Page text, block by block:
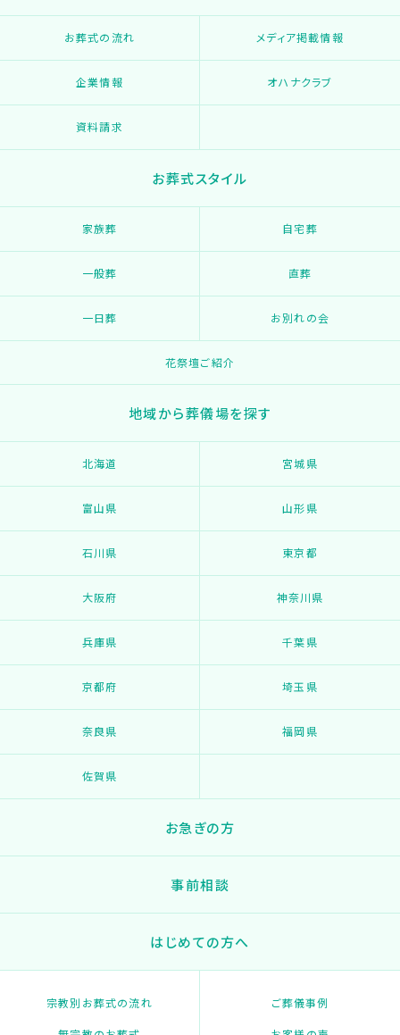
お葬式の流れ メディア掲載情報
企業情報 オハナクラブ
資料請求
お葬式スタイル
家族葬 自宅葬
一般葬 直葬
一日葬 お別れの会
花祭壇ご紹介
地域から葬儀場を探す
北海道 宮城県
富山県 山形県
石川県 東京都
大阪府 神奈川県
兵庫県 千葉県
京都府 埼玉県
奈良県 福岡県
佐賀県
お急ぎの方
事前相談
はじめての方へ
宗教別お葬式の流れ ご葬儀事例